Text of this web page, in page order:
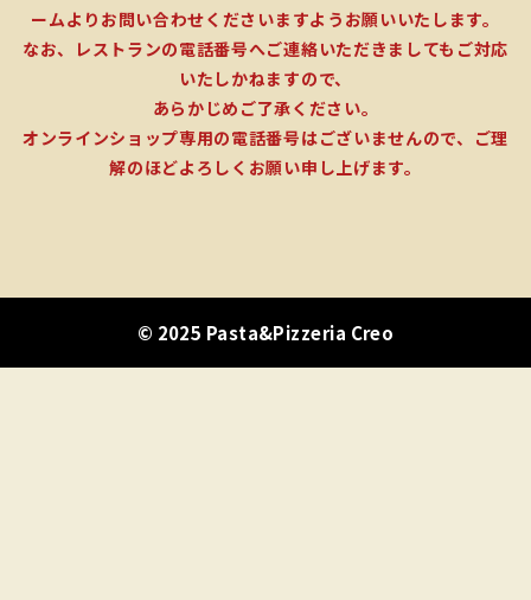
ームよりお問い合わせくださいますようお願いいたします。
なお、レストランの電話番号へご連絡いただきましてもご対応
いたしかねますので、
あらかじめご了承ください。
オンラインショップ専用の電話番号はございませんので、ご理
解のほどよろしくお願い申し上げます。
© 2025 Pasta&Pizzeria Creo